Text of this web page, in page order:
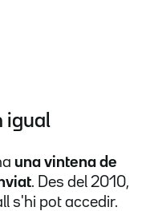
igual
una vintena de
. Des del 2010,
s'hi pot accedir.